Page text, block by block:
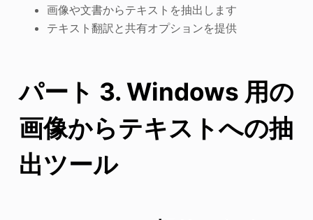
画像や文書からテキストを抽出します
テキスト翻訳と共有オプションを提供
パート 3. Windows 用の
画像からテキストへの抽
出ツール